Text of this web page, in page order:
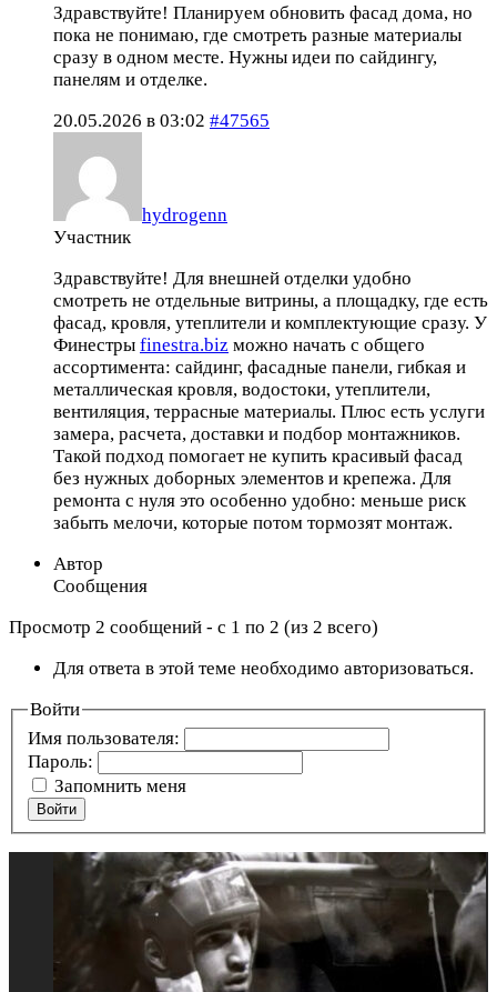
Здравствуйте! Планируем обновить фасад дома, но
пока не понимаю, где смотреть разные материалы
сразу в одном месте. Нужны идеи по сайдингу,
панелям и отделке.
20.05.2026 в 03:02 #47565
hydrogenn
Участник
Здравствуйте! Для внешней отделки удобно
смотреть не отдельные витрины, а площадку, где есть
фасад, кровля, утеплители и комплектующие сразу. У
Финестры finestra.biz можно начать с общего
ассортимента: сайдинг, фасадные панели, гибкая и
металлическая кровля, водостоки, утеплители,
вентиляция, террасные материалы. Плюс есть услуги
замера, расчета, доставки и подбор монтажников.
Такой подход помогает не купить красивый фасад
без нужных доборных элементов и крепежа. Для
ремонта с нуля это особенно удобно: меньше риск
забыть мелочи, которые потом тормозят монтаж.
Автор
Сообщения
Просмотр 2 сообщений - с 1 по 2 (из 2 всего)
Для ответа в этой теме необходимо авторизоваться.
Войти
Имя пользователя:
Пароль:
Запомнить меня
Войти